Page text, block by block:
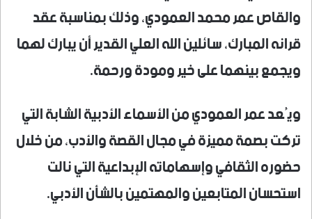
والقاص عمر محمد العمودي، وذلك بمناسبة عقد
قرانه المبارك، سائلين الله العلي القدير أن يبارك لهما
ويجمع بينهما على خير ومودة ورحمة.
ويُعد عمر العمودي من الأسماء الأدبية الشابة التي
تركت بصمة مميزة في مجال القصة والأدب، من خلال
حضوره الثقافي وإسهاماته الإبداعية التي نالت
استحسان المتابعين والمهتمين بالشأن الأدبي.